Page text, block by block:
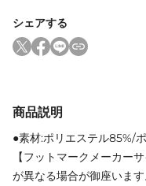
シェアする
商品説明
●素材:ポリエステル85%/
【フットマークメーカー
が異なる場合が御座います